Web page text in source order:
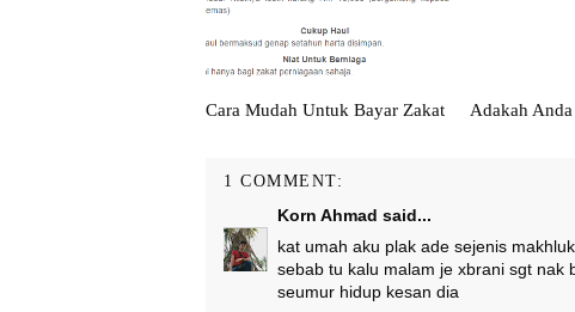
Cara Mudah Untuk Bayar Zakat Adakah
1 COMMENT:
Korn Ahmad said...
kat umah aku plak ade sejenis
sebab tu kalu malam je xbrani sgt nak
seumur hidup kesan dia